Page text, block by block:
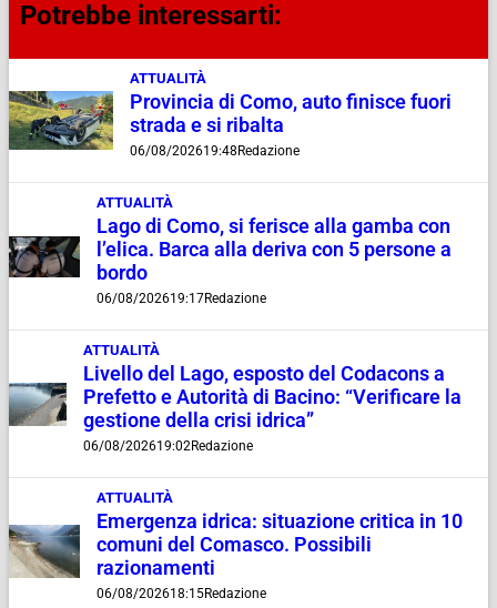
Potrebbe interessarti:
ATTUALITÀ
Provincia di Como, auto finisce fuori
strada e si ribalta
06/08/202619:48 Redazione
ATTUALITÀ
Lago di Como, si ferisce alla gamba con
l’elica. Barca alla deriva con 5 persone a
bordo
06/08/202619:17Redazione
ATTUALITÀ
Livello del Lago, esposto del Codacons a
Prefetto e Autorità di Bacino: “Verificare la
gestione della crisi idrica”
06/08/202619:02Redazione
ATTUALITÀ
Emergenza idrica: situazione critica in 10
comuni del Comasco. Possibili
razionamenti
06/08/202618:15Redazione